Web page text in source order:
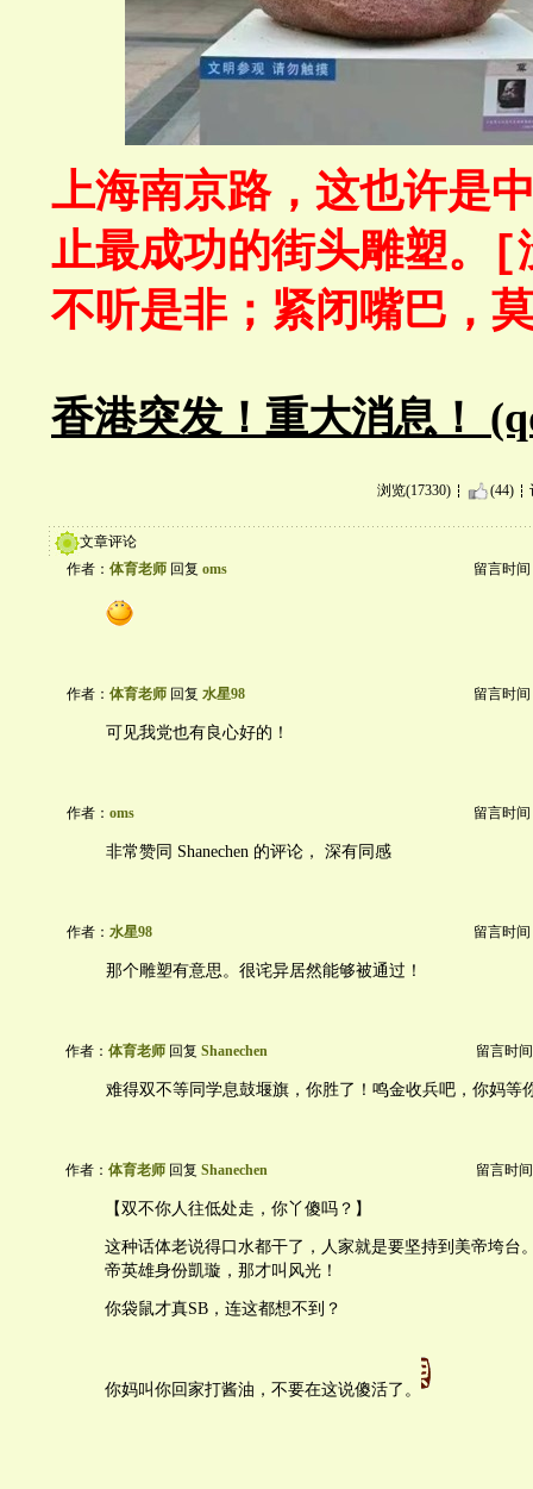
上海南京路，这也许是
止最成功的街头雕塑。
[
不听是非；紧闭嘴巴，
香港突发！重大消息！
浏览(17330) (44)
文章评论
作者： 体育老师 回复 oms 留言时间
作者： 体育老师 回复 水星98 留言时间
可见我党也有良心好的！
作者： oms 留言时间
非常赞同 Shanechen 的评论， 深有同感
作者： 水星98 留言时间
那个雕塑有意思。很诧异居然能够被通过！
作者： 体育老师 回复 Shanechen 留言时
难得双不等同学息鼓堰旗，你胜了！鸣金收兵吧，你妈等
作者： 体育老师 回复 Shanechen 留言时
【双不你人往低处走，你丫傻吗？】
这种话体老说得口水都干了，人家就是要坚持到美帝垮台
帝英雄身份凱璇，那才叫风光！
你袋鼠才真SB，连这都想不到？
你妈叫你回家打酱油，不要在这说傻活了。